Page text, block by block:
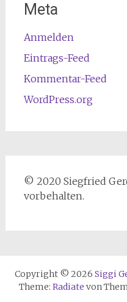
Meta
Anmelden
Eintrags-Feed
Kommentar-Feed
WordPress.org
© 2020 Siegfried
vorbehalten.
Copyright © 2026 Siggi
Theme: Radiate von